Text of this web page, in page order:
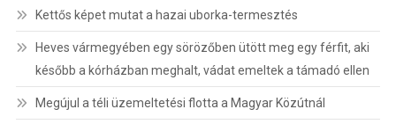
Kettős képet mutat a hazai uborka-termesztés
Heves vármegyében egy sörözőben ütött meg egy férfit, aki
később a kórházban meghalt, vádat emeltek a támadó ellen
Megújul a téli üzemeltetési flotta a Magyar Közútnál